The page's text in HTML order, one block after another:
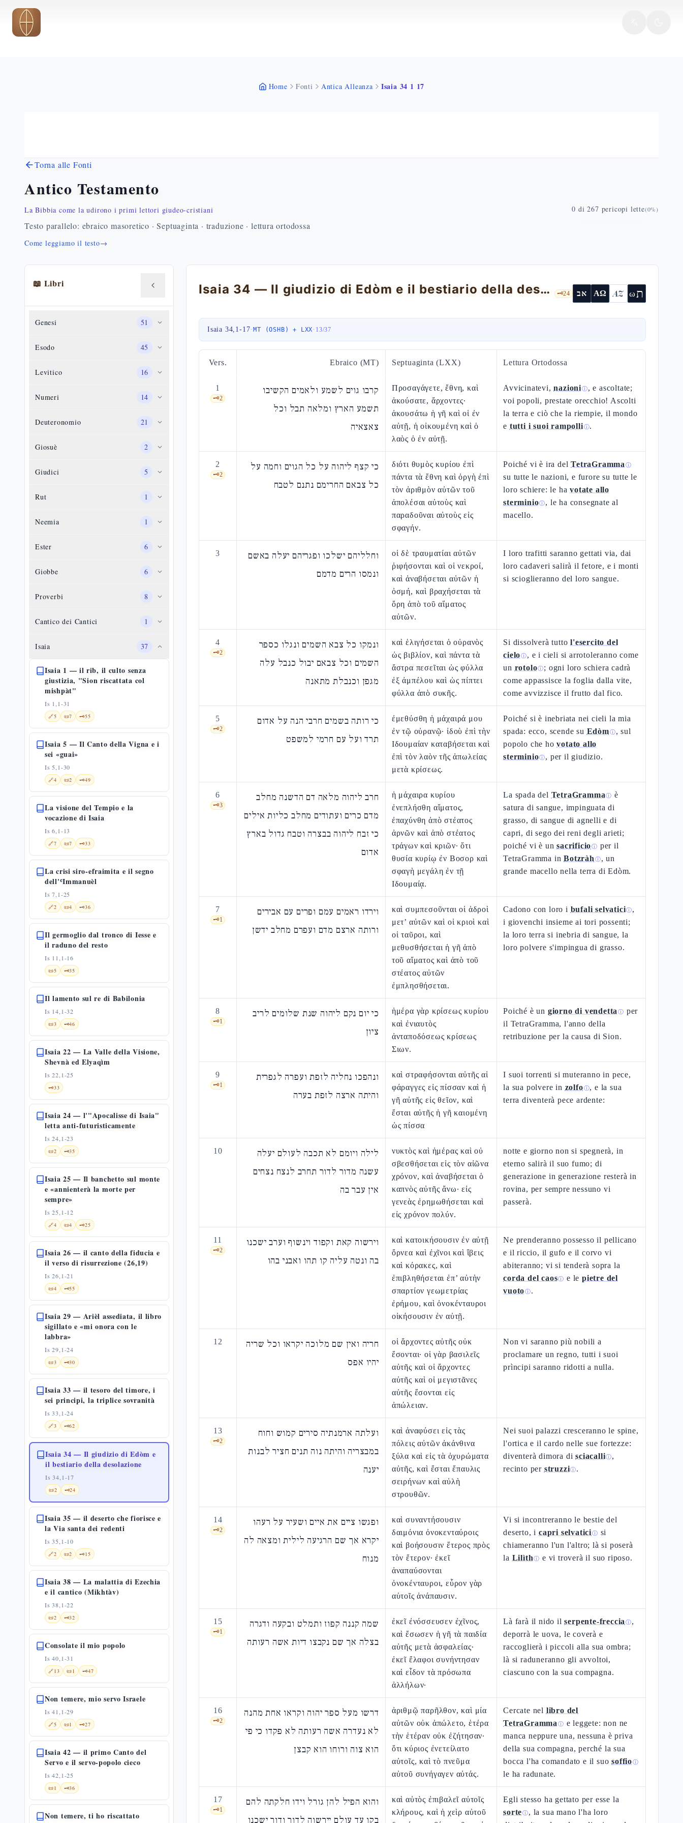
Vai al contenuto principale
Home Fonti Antica Alleanza Isaia 34 1 17
Torna alle Fonti
Antico Testamento
La Bibbia come la udirono i primi lettori giudeo-cristiani
Testo parallelo: ebraico masoretico · Septuaginta · traduzione · lettura ortodossa
Come leggiamo il testo→
0 di 267 pericopi lette(0%)
📖 Libri
Genesi 51
Esodo 45
Levitico 16
Numeri 14
Deuteronomio 21
Giosuè 2
Giudici 5
Rut 1
Neemia 1
Ester 6
Giobbe 6
Proverbi 8
Cantico dei Cantici 1
Isaia 37
Isaia 1 — il rib, il culto senza
giustizia, "Sion riscattata col
mishpàt"
Is 1,1-31
🔗5 📜7 🗝️55
Isaia 5 — Il Canto della Vigna e i
sei «guai»
Is 5,1-30
🔗4 📜2 🗝️49
La visione del Tempio e la
vocazione di Isaia
Is 6,1-13
🔗7 📜7 🗝️33
La crisi siro-efraimita e il segno
dell'ʿImmanuèl
Is 7,1-25
🔗2 📜4 🗝️36
Il germoglio dal tronco di Iesse e
il raduno del resto
Is 11,1-16
📜5 🗝️35
Il lamento sul re di Babilonia
Is 14,1-32
📜3 🗝️46
Isaia 22 — La Valle della Visione,
Shevnà ed Elyaqìm
Is 22,1-25
🗝️33
Isaia 24 — l'"Apocalisse di Isaia"
letta anti-futuristicamente
Is 24,1-23
📜2 🗝️35
Isaia 25 — Il banchetto sul monte
e «annienterà la morte per
sempre»
Is 25,1-12
🔗4 📜4 🗝️25
Isaia 26 — il canto della fiducia e
il verso di risurrezione (26,19)
Is 26,1-21
📜4 🗝️55
Isaia 29 — Arièl assediata, il libro
sigillato e «mi onora con le
labbra»
Is 29,1-24
📜3 🗝️30
Isaia 33 — il tesoro del timore, i
sei principi, la triplice sovranità
Is 33,1-24
🔗3 🗝️62
Isaia 34 — Il giudizio di Edòm e
il bestiario della desolazione
Is 34,1-17
📜2 🗝️24
Isaia 35 — il deserto che fiorisce e
la Via santa dei redenti
Is 35,1-10
🔗2 📜2 🗝️15
Isaia 38 — La malattia di Ezechia
e il cantico (Mikhtàv)
Is 38,1-22
📜2 🗝️32
Consolate il mio popolo
Is 40,1-31
🔗13 📜1 🗝️47
Non temere, mio servo Israele
Is 41,1-29
🔗5 📜1 🗝️27
Isaia 42 — il primo Canto del
Servo e il servo-popolo cieco
Is 42,1-25
📜1 🗝️36
Non temere, ti ho riscattato
Isaia 34 — Il giudizio di Edòm e il bestiario della desolazione 🗝️24 אב ΑΩ AZ ωת
Isaia 34,1-17·MT (OSHB) + LXX· 13/37
Vers. Ebraico (MT) Septuaginta (LXX) Lettura Ortodossa
1
🗝️2
קרבו גוים לשמע ולאמים הקשיבו
תשמע הארץ ומלאה תבל וכל
צאצאיה
Προσαγάγετε, ἔθνη, καὶ
ἀκούσατε, ἄρχοντες·
ἀκουσάτω ἡ γῆ καὶ οἱ ἐν
αὐτῇ, ἡ οἰκουμένη καὶ ὁ
λαὸς ὁ ἐν αὐτῇ.
Avvicinatevi,nazioniⓘ, e ascoltate;
voi popoli, prestate orecchio! Ascolti
la terra e ciò che la riempie, il mondo
e tutti i suoi rampolliⓘ.
2
🗝️2
כי קצף ליהוה על כל הגוים וחמה על
כל צבאם החרימם נתנם לטבח
διότι θυμὸς κυρίου ἐπὶ
πάντα τὰ ἔθνη καὶ ὀργὴ ἐπὶ
τὸν ἀριθμὸν αὐτῶν τοῦ
ἀπολέσαι αὐτοὺς καὶ
παραδοῦναι αὐτοὺς εἰς
σφαγήν.
Poiché vi è ira delTetraGramma ⓘ
su tutte le nazioni, e furore su tutte le
loro schiere: le havotate allo
sterminioⓘ, le ha consegnate al
macello.
3
וחלליהם ישלכו ופגריהם יעלה באשם
ונמסו הרים מדמם
οἱ δὲ τραυματίαι αὐτῶν
ῥιφήσονται καὶ οἱ νεκροί,
καὶ ἀναβήσεται αὐτῶν ἡ
ὀσμή, καὶ βραχήσεται τὰ
ὄρη ἀπὸ τοῦ αἵματος
αὐτῶν.
I loro trafitti saranno gettati via, dai
loro cadaveri salirà il fetore, e i monti
si scioglieranno del loro sangue.
4
🗝️2
ונמקו כל צבא השמים ונגלו כספר
השמים וכל צבאם יבול כנבל עלה
מגפן וכנבלת מתאנה
καὶ ἑλιγήσεται ὁ οὐρανὸς
ὡς βιβλίον, καὶ πάντα τὰ
ἄστρα πεσεῖται ὡς φύλλα
ἐξ ἀμπέλου καὶ ὡς πίπτει
φύλλα ἀπὸ συκῆς.
Si dissolverà tuttol'esercito del
cieloⓘ, e i cieli si arrotoleranno come
un rotoloⓘ; ogni loro schiera cadrà
come appassisce la foglia dalla vite,
come avvizzisce il frutto dal fico.
5
🗝️2
כי רותה בשמים חרבי הנה על אדום
תרד ועל עם חרמי למשפט
ἐμεθύσθη ἡ μάχαιρά μου
ἐν τῷ οὐρανῷ· ἰδοὺ ἐπὶ τὴν
Ιδουμαίαν καταβήσεται καὶ
ἐπὶ τὸν λαὸν τῆς ἀπωλείας
μετὰ κρίσεως.
Poiché si è inebriata nei cieli la mia
spada: ecco, scende su Edòmⓘ, sul
popolo che hovotato allo
sterminioⓘ, per il giudizio.
6
🗝️3
חרב ליהוה מלאה דם הדשנה מחלב
מדם כרים ועתודים מחלב כליות אילים
כי זבח ליהוה בבצרה וטבח גדול בארץ
אדום
ἡ μάχαιρα κυρίου
ἐνεπλήσθη αἵματος,
ἐπαχύνθη ἀπὸ στέατος
ἀρνῶν καὶ ἀπὸ στέατος
τράγων καὶ κριῶν· ὅτι
θυσία κυρίῳ ἐν Βοσορ καὶ
σφαγὴ μεγάλη ἐν τῇ
Ιδουμαίᾳ.
La spada del TetraGramma ⓘ è
satura di sangue, impinguata di
grasso, di sangue di agnelli e di
capri, di sego dei reni degli arieti;
poiché vi è unsacrificioⓘ per il
TetraGramma inBotzràh ⓘ, un
grande macello nella terra di Edòm.
7
🗝️1
וירדו ראמים עמם ופרים עם אבירים
ורותה ארצם מדם ועפרם מחלב ידשן
καὶ συμπεσοῦνται οἱ ἁδροὶ
μετ’ αὐτῶν καὶ οἱ κριοὶ καὶ
οἱ ταῦροι, καὶ
μεθυσθήσεται ἡ γῆ ἀπὸ
τοῦ αἵματος καὶ ἀπὸ τοῦ
στέατος αὐτῶν
ἐμπλησθήσεται.
Cadono con loro i bufali selvaticiⓘ,
i giovenchi insieme ai tori possenti;
la loro terra si inebria di sangue, la
loro polvere s'impingua di grasso.
8
🗝️1
כי יום נקם ליהוה שנת שלומים לריב
ציון
ἡμέρα γὰρ κρίσεως κυρίου
καὶ ἐνιαυτὸς
ἀνταποδόσεως κρίσεως
Σιων.
Poiché è un giorno di vendetta ⓘ per
il TetraGramma, l'anno della
retribuzione per la causa di Sion.
9
🗝️1
ונהפכו נחליה לזפת ועפרה לגפרית
והיתה ארצה לזפת בערה
καὶ στραφήσονται αὐτῆς αἱ
φάραγγες εἰς πίσσαν καὶ ἡ
γῆ αὐτῆς εἰς θεῖον, καὶ
ἔσται αὐτῆς ἡ γῆ καιομένη
ὡς πίσσα
I suoi torrenti si muteranno in pece,
la sua polvere in zolfoⓘ, e la sua
terra diventerà pece ardente:
10
לילה ויומם לא תכבה לעולם יעלה
עשנה מדור לדור תחרב לנצח נצחים
אין עבר בה
νυκτὸς καὶ ἡμέρας καὶ οὐ
σβεσθήσεται εἰς τὸν αἰῶνα
χρόνον, καὶ ἀναβήσεται ὁ
καπνὸς αὐτῆς ἄνω· εἰς
γενεὰς ἐρημωθήσεται καὶ
εἰς χρόνον πολύν.
notte e giorno non si spegnerà, in
eterno salirà il suo fumo; di
generazione in generazione resterà in
rovina, per sempre nessuno vi
passerà.
11
🗝️2
וירשוה קאת וקפוד וינשוף וערב ישכנו
בה ונטה עליה קו תהו ואבני בהו
καὶ κατοικήσουσιν ἐν αὐτῇ
ὄρνεα καὶ ἐχῖνοι καὶ ἴβεις
καὶ κόρακες, καὶ
ἐπιβληθήσεται ἐπ’ αὐτὴν
σπαρτίον γεωμετρίας
ἐρήμου, καὶ ὀνοκένταυροι
οἰκήσουσιν ἐν αὐτῇ.
Ne prenderanno possesso il pellicano
e il riccio, il gufo e il corvo vi
abiteranno; vi si tenderà sopra la
corda del caosⓘ e lepietre del
vuotoⓘ.
12
חריה ואין שם מלוכה יקראו וכל שריה
יהיו אפס
οἱ ἄρχοντες αὐτῆς οὐκ
ἔσονται· οἱ γὰρ βασιλεῖς
αὐτῆς καὶ οἱ ἄρχοντες
αὐτῆς καὶ οἱ μεγιστᾶνες
αὐτῆς ἔσονται εἰς
ἀπώλειαν.
Non vi saranno più nobili a
proclamare un regno, tutti i suoi
prìncipi saranno ridotti a nulla.
13
🗝️2
ועלתה ארמנתיה סירים קמוש וחוח
במבצריה והיתה נוה תנים חציר לבנות
יענה
καὶ ἀναφύσει εἰς τὰς
πόλεις αὐτῶν ἀκάνθινα
ξύλα καὶ εἰς τὰ ὀχυρώματα
αὐτῆς, καὶ ἔσται ἔπαυλις
σειρήνων καὶ αὐλὴ
στρουθῶν.
Nei suoi palazzi cresceranno le spine,
l'ortica e il cardo nelle sue fortezze:
diventerà dimora disciacalliⓘ,
recinto per struzziⓘ.
14
🗝️2
ופגשו ציים את איים ושעיר על רעהו
יקרא אך שם הרגיעה לילית ומצאה לה
מנוח
καὶ συναντήσουσιν
δαιμόνια ὀνοκενταύροις
καὶ βοήσουσιν ἕτερος πρὸς
τὸν ἕτερον· ἐκεῖ
ἀναπαύσονται
ὀνοκένταυροι, εὗρον γὰρ
αὑτοῖς ἀνάπαυσιν.
Vi si incontreranno le bestie del
deserto, icapri selvaticiⓘ si
chiameranno l'un l'altro; là si poserà
la Lilìth ⓘ e vi troverà il suo riposo.
15
🗝️1
שמה קננה קפוז ותמלט ובקעה ודגרה
בצלה אך שם נקבצו דיות אשה רעותה
ἐκεῖ ἐνόσσευσεν ἐχῖνος,
καὶ ἔσωσεν ἡ γῆ τὰ παιδία
αὐτῆς μετὰ ἀσφαλείας·
ἐκεῖ ἔλαφοι συνήντησαν
καὶ εἶδον τὰ πρόσωπα
ἀλλήλων·
Là farà il nido ilserpente-freccia ⓘ,
deporrà le uova, le coverà e
raccoglierà i piccoli alla sua ombra;
là si raduneranno gli avvoltoi,
ciascuno con la sua compagna.
16
🗝️2
דרשו מעל ספר יהוה וקראו אחת מהנה
לא נעדרה אשה רעותה לא פקדו כי פי
הוא צוה ורוחו הוא קבצן
ἀριθμῷ παρῆλθον, καὶ μία
αὐτῶν οὐκ ἀπώλετο, ἑτέρα
τὴν ἑτέραν οὐκ ἐζήτησαν·
ὅτι κύριος ἐνετείλατο
αὐτοῖς, καὶ τὸ πνεῦμα
αὐτοῦ συνήγαγεν αὐτάς.
Cercate nel libro del
TetraGramma ⓘ e leggete: non ne
manca neppure una, nessuna è priva
della sua compagna, perché la sua
bocca l'ha comandato e il suosoffioⓘ
le ha radunate.
17
🗝️1
והוא הפיל להן גורל וידו חלקתה להם
בקו עד עולם יירשוה לדור ודור ישכנו
καὶ αὐτὸς ἐπιβαλεῖ αὐτοῖς
κλήρους, καὶ ἡ χεὶρ αὐτοῦ
Egli stesso ha gettato per esse la
sorteⓘ, la sua mano l'ha loro